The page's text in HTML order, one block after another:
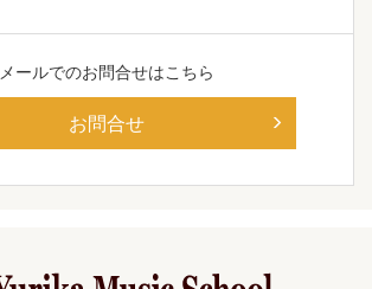
メールでのお問合せはこちら
お問合せ